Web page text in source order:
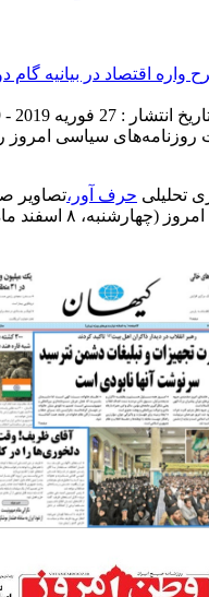
سیاسی امروز
تحلیلی حرف آور،تصاویر
روزنامه‌های سیاسی